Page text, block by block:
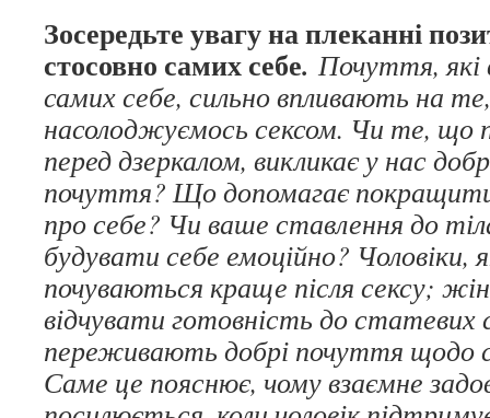
Зосередьте увагу на плеканні
стосовно самих себе. Почуття, які
самих себе, сильно впливають на
насолоджуємось сексом. Чи те, що
перед дзеркалом, викликає у нас
почуття? Що допомагає
про себе? Чи ваше ставлення до
будувати себе емоційно? Чоловіки,
почуваються краще після сексу;
відчувати готовність до статевих
переживають добрі почуття щодо
Саме це пояснює, чому взаємне